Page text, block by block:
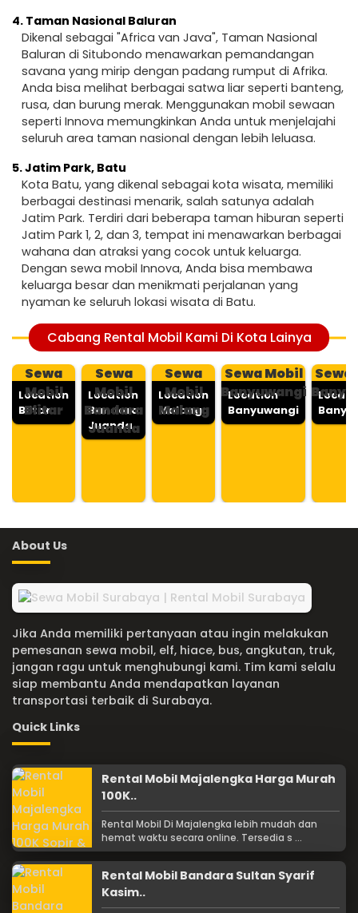
4. Taman Nasional Baluran
Dikenal sebagai "Africa van Java", Taman Nasional
Baluran di Situbondo menawarkan pemandangan
savana yang mirip dengan padang rumput di Afrika.
Anda bisa melihat berbagai satwa liar seperti banteng,
rusa, dan burung merak. Menggunakan mobil sewaan
seperti Innova memungkinkan Anda untuk menjelajahi
seluruh area taman nasional dengan lebih leluasa.
5.Jatim Park, Batu
Kota Batu, yang dikenal sebagai kota wisata, memiliki
berbagai destinasi menarik, salah satunya adalah
Jatim Park. Terdiri dari beberapa taman hiburan seperti
Jatim Park 1, 2, dan 3, tempat ini menawarkan berbagai
wahana dan atraksi yang cocok untuk keluarga.
Dengan sewa mobil Innova, Anda bisa membawa
keluarga besar dan menikmati perjalanan yang
nyaman ke seluruh lokasi wisata di Batu.
Cabang Rental Mobil Kami Di Kota Lainya
Sewa
Mobil
Blitar
Location
Blitar
Sewa
Mobil
Bandara
Juanda
Location
Bandara
Juanda
Sewa
Mobil
Malang
Location
Malang
Sewa Mobil
Banyuwangi
Location
Banyuwangi
Sewa
About Us
Jika Anda memiliki pertanyaan atau ingin melakukan
pemesanan sewa mobil, elf, hiace, bus, angkutan, truk,
jangan ragu untuk menghubungi kami. Tim kami selalu
siap membantu Anda mendapatkan layanan
transportasi terbaik di Surabaya.
Quick Links
Rental Mobil Majalengka Harga Murah
100K..
Rental Mobil Di Majalengka lebih mudah dan
hemat waktu secara online. Tersedia s ...
Rental Mobil Bandara Sultan Syarif
Kasim..